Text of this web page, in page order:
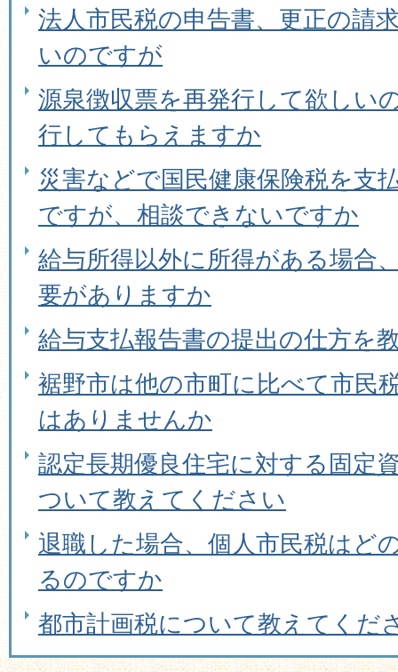
法人市民税の申告書、更正の請
いのですが
源泉徴収票を再発行して欲しい
行してもらえますか
災害などで国民健康保険税を支
ですが、相談できないですか
給与所得以外に所得がある場合
要がありますか
給与支払報告書の提出の仕方を
裾野市は他の市町に比べて市民
はありませんか
認定長期優良住宅に対する固定
ついて教えてください
退職した場合、個人市民税はど
るのですか
都市計画税について教えてくだ